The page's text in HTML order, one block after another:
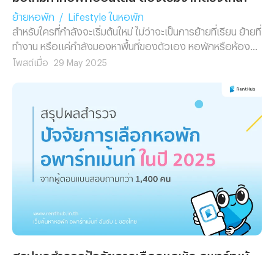
ย้ายหอพัก /
Lifestyle ในหอพัก
สำหรับใครที่กำลังจะเริ่มต้นใหม่ ไม่ว่าจะเป็นการย้ายที่เรียน ย้ายที่
ทำงาน หรือแค่กำลังมองหาพื้นที่ของตัวเอง หอพักหรือห้อง
เช่าถือเป็นจุดเริ่มต้นสำคัญ และถ้าคุณเป็น “มือใหม่” ที่ไม่เคยหา
อะไรควรเช็ค อะไรควรถาม หรือจะหาหอที่น่าอยู่ได้จากช่องทาง
โพสต์เมื่อ 29 May 2025